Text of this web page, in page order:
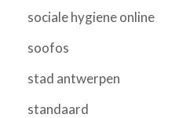
sociale hygiene online
soofos
stad antwerpen
standaard